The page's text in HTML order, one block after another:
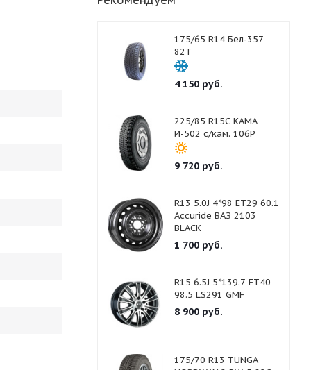
175/65 R14 Бел-357
82T
4 150руб.
225/85 R15С КАМА
И-502 с/кам. 106P
9 720руб.
R13 5.0J 4*98 ET29 60.1
Accuride ВАЗ 2103
BLACK
1 700руб.
R15 6.5J 5*139.7 ET40
98.5 LS291 GMF
8 900руб.
175/70 R13 TUNGA